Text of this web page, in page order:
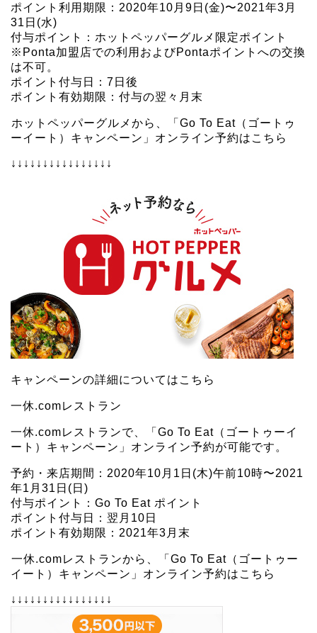
ポイント利用期限：2020年10月9日(金)〜2021年3月
31日(水)
付与ポイント：ホットペッパーグルメ限定ポイント
※Ponta加盟店での利用およびPontaポイントへの交換
は不可。
ポイント付与日：7日後
ポイント有効期限：付与の翌々月末
ホットペッパーグルメから、「Go To Eat（ゴートゥ
ーイート）キャンペーン」オンライン予約はこちら
↓↓↓↓↓↓↓↓↓↓↓↓↓↓↓↓
キャンペーンの詳細については こちら
一休.comレストラン
一休.comレストランで、「Go To Eat（ゴートゥーイ
ート）キャンペーン」オンライン予約が可能です。
予約・来店期間：2020年10月1日(木)午前10時〜2021
年1月31日(日)
付与ポイント：Go To Eat ポイント
ポイント付与日：翌月10日
ポイント有効期限：2021年3月末
一休.comレストランから、「Go To Eat（ゴートゥー
イート）キャンペーン」オンライン予約はこちら
↓↓↓↓↓↓↓↓↓↓↓↓↓↓↓↓